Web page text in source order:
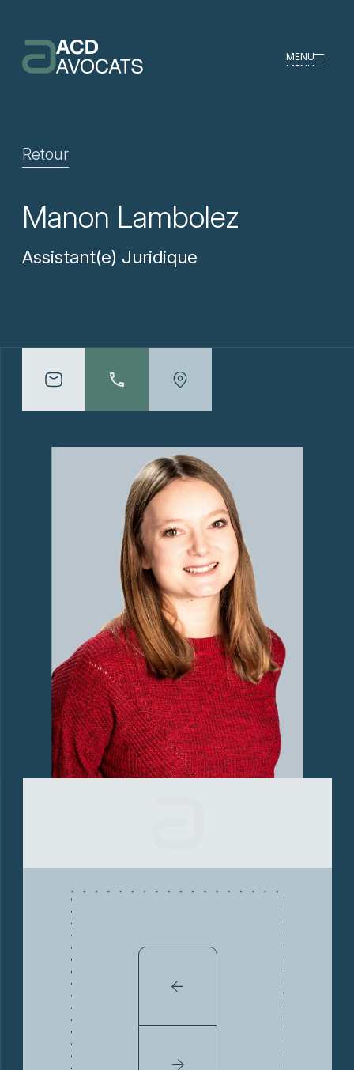
MENU
MENU
Retour
Manon Lambolez
Assistant(e) Juridique